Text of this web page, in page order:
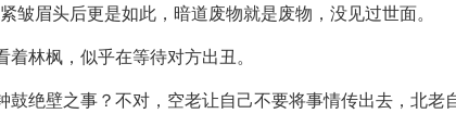
皱眉头后更是如此，暗道废物就是废物，没见过世面。
着林枫，似乎在等待对方出丑。
鼓绝壁之事？不对，空老让自己不要将事情传出去，北